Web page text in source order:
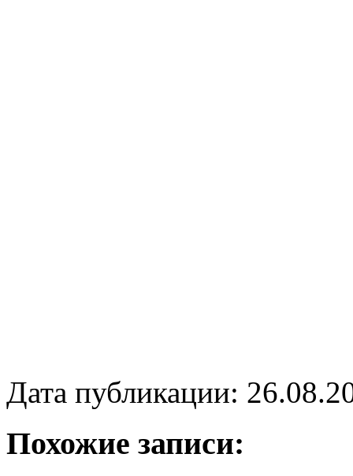
Дата публикации:
Похожие записи: